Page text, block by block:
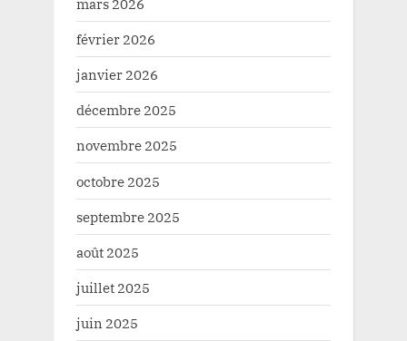
février 2026
janvier 2026
décembre 2025
novembre 2025
octobre 2025
septembre 2025
août 2025
juillet 2025
juin 2025